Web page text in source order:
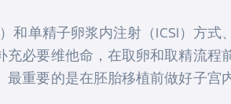
和单精子卵浆内注射（ICSI）方
必要维他命，在取卵和取精流程
重要的是在胚胎移植前做好子宫